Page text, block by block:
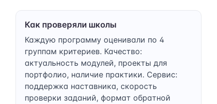
Как проверяли школы
Каждую программу оценивали по 4
группам критериев. Качество:
актуальность модулей, проекты для
портфолио, наличие практики. Сервис:
поддержка наставника, скорость
проверки заданий, формат обратной